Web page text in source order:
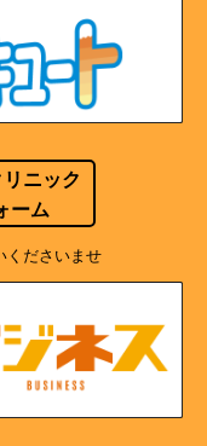
ニック
ーム
くださいませ